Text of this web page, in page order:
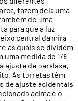
fazem dela uma
de uma
para que a luz
central da mira
as quais se dividem
uma medida de 1/8
ajuste de paralaxe,
As torretas têm
de ajuste acidentais
acima é o